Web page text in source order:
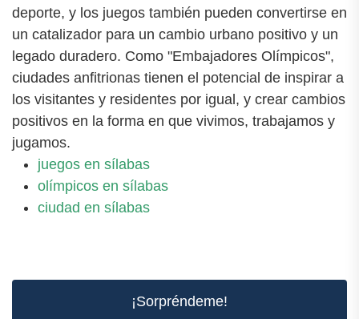
deporte, y los juegos también pueden convertirse en
un catalizador para un cambio urbano positivo y un
legado duradero. Como "Embajadores Olímpicos",
ciudades anfitrionas tienen el potencial de inspirar a
los visitantes y residentes por igual, y crear cambios
positivos en la forma en que vivimos, trabajamos y
jugamos.
juegos en sílabas
olímpicos en sílabas
ciudad en sílabas
¡Sorpréndeme!